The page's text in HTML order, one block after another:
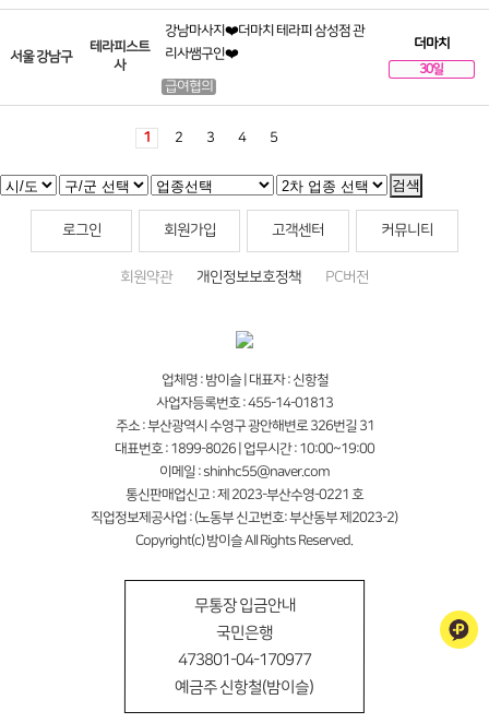
서울 강남구
테라피스트
사
강남마사지❤️더마치 테라피 삼성점 관
리사쌤구인❤️
급여협의
더마치
30일
1 2 3 4 5
검색
로그인 회원가입 고객센터 커뮤니티
회원약관 개인정보보호정책 PC버전
업체명 : 밤이슬 | 대표자 : 신항철
사업자등록번호 : 455-14-01813
주소 : 부산광역시 수영구 광안해변로 326번길 31
대표번호 : 1899-8026 | 업무시간 : 10:00~19:00
이메일 : shinhc55@naver.com
통신판매업신고 : 제 2023-부산수영-0221 호
직업정보제공사업 : (노동부 신고번호: 부산동부 제2023-2)
Copyright(c) 밤이슬 All Rights Reserved.
무통장 입금안내
국민은행
473801-04-170977
예금주 신항철(밤이슬)